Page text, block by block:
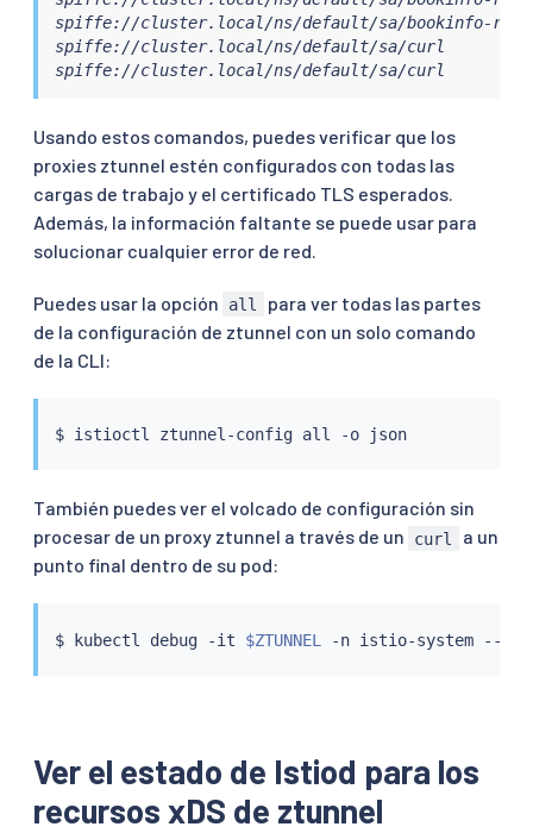
spiffe://cluster.local/ns/default/sa/bookinfo-
spiffe://cluster.local/ns/default/sa/curl
spiffe://cluster.local/ns/default/sa/curl
Usando estos comandos, puedes verificar que los
proxies ztunnel estén configurados con todas las
cargas de trabajo y el certificado TLS esperados.
Además, la información faltante se puede usar para
solucionar cualquier error de red.
Puedes usar la opción all
para ver todas las partes
de la configuración de ztunnel con un solo comando
de la CLI:
$ istioctl ztunnel-config all -o json
También puedes ver el volcado de configuración sin
procesar de un proxy ztunnel a través de un
curl
a un
punto final dentro de su pod:
$ kubectl debug -it $ZTUNNEL -n istio-system --
Ver el estado de Istiod para los
recursos xDS de ztunnel